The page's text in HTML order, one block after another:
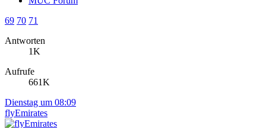
69 70 71
Antworten
1K
Aufrufe
661K
Dienstag um 08:09
flyEmirates